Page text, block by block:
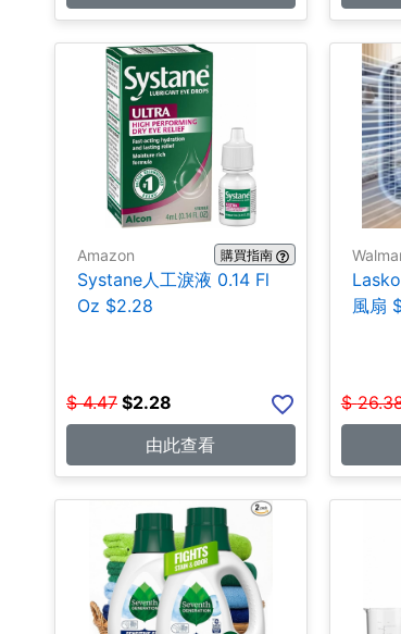
Amazon 購買指南
Systane人工淚液 0.14 Fl
Oz $2.28
$ 4.47 $2.28
由此查看
風扇
$